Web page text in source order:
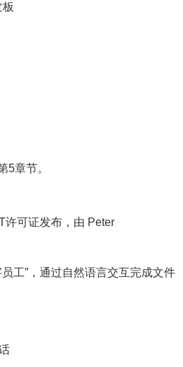
5章节。
许可证发布，由 Peter
工”，通过自然语言交互完成文件